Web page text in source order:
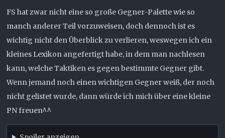
FS hat zwar nicht eine so große Gegner-Palette wie so
manch anderer Teil vorzuweisen, doch dennoch ist es
wichtig nicht den Überblick zu verlieren, weswegen ich ein
kleines Lexikon angefertigt habe, in dem man nachlesen
kann, welche Taktiken es gegen bestimmte Gegner gibt.
Wenn jemand noch einen wichtigen Gegner weiß, der noch
nicht gelistet wurde, dann würde ich mich über eine kleine
PN freuen^^